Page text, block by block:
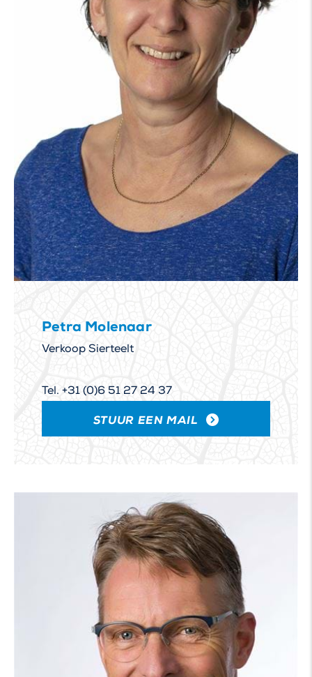
Petra Molenaar
Verkoop Sierteelt
Tel. +31 (0)6 51 27 24 37
STUUR EEN MAIL